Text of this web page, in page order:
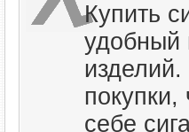
Купить
удобный
себе